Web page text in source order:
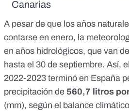
Canarias
A pesar de que los años
contarse en enero, la
en años hidrológicos, que van
hasta el 30 de septiembre. Así,
2022-2023 terminó en España
precipitación de 560,7 litros
(mm), según el balance